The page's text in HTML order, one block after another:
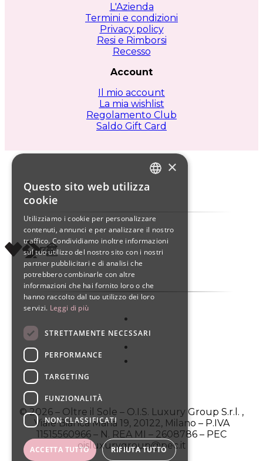
L'Azienda
Termini e condizioni
Privacy policy
Resi e Rimborsi
Recesso
Account
Il mio account
La mia wishlist
Regolamento Club
Saldo Gift Card
© 2026 – Oltre il Sole – O.I.S. Luxury Group S.r.l. ,
Viale Bianca Maria 19, 20122, Milano – P.IVA
11515560966 – N. REA MI – 2608786 – PEC
oisluxurygroup@pec.it
SPANISH
×
Questo sito web utilizza
cookie
Utilizziamo i cookie per personalizzare
contenuti, annunci e per analizzare il nostro
traffico. Condividiamo inoltre informazioni
sul tuo utilizzo del nostro sito con i nostri
partner pubblicitari e di analisi che
potrebbero combinarle con altre
informazioni che hai fornito loro o che
hanno raccolto dal tuo utilizzo dei loro
servizi. Leggi di più
STRETTAMENTE NECESSARI
PERFORMANCE
TARGETING
FUNZIONALITÀ
NON CLASSIFICATI
ACCETTA TUTTO RIFIUTA TUTTO